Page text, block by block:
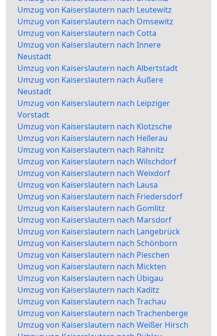
Umzug von Kaiserslautern nach Leutewitz
Umzug von Kaiserslautern nach Omsewitz
Umzug von Kaiserslautern nach Cotta
Umzug von Kaiserslautern nach Innere
Neustadt
Umzug von Kaiserslautern nach Albertstadt
Umzug von Kaiserslautern nach Äußere
Neustadt
Umzug von Kaiserslautern nach Leipziger
Vorstadt
Umzug von Kaiserslautern nach Klotzsche
Umzug von Kaiserslautern nach Hellerau
Umzug von Kaiserslautern nach Rähnitz
Umzug von Kaiserslautern nach Wilschdorf
Umzug von Kaiserslautern nach Weixdorf
Umzug von Kaiserslautern nach Lausa
Umzug von Kaiserslautern nach Friedersdorf
Umzug von Kaiserslautern nach Gomlitz
Umzug von Kaiserslautern nach Marsdorf
Umzug von Kaiserslautern nach Langebrück
Umzug von Kaiserslautern nach Schönborn
Umzug von Kaiserslautern nach Pieschen
Umzug von Kaiserslautern nach Mickten
Umzug von Kaiserslautern nach Übigau
Umzug von Kaiserslautern nach Kaditz
Umzug von Kaiserslautern nach Trachau
Umzug von Kaiserslautern nach Trachenberge
Umzug von Kaiserslautern nach Weißer Hirsch